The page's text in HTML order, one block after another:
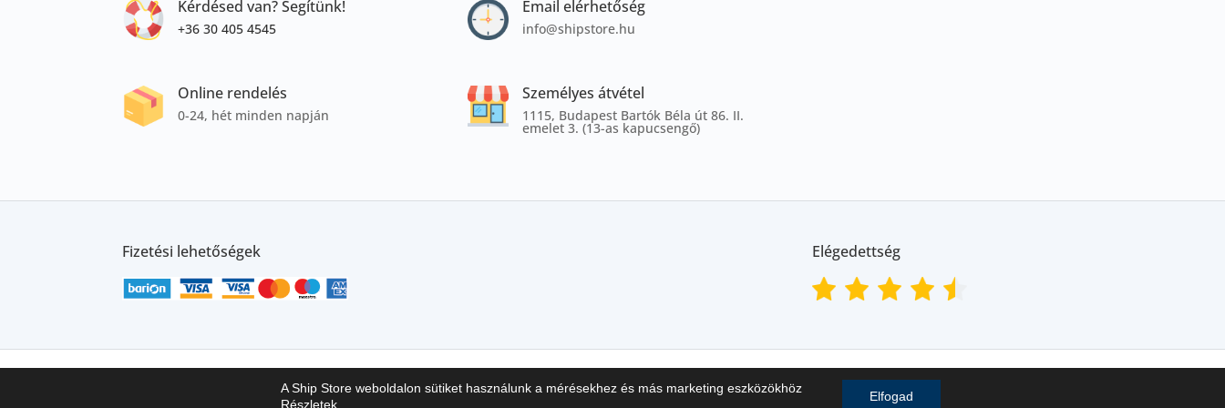
Kérdésed van? Segítünk!
+36 30 405 4545
Online rendelés
0-24, hét minden napján
Email elérhetőség
info@shipstore.hu
Személyes átvétel
1115, Budapest Bartók Béla út 86. II.
emelet 3. (13-as kapucsengő)
Fizetési lehetőségek Elégedettség
Impresszum ÁSZF Adatkezelés Pályázatok
A Ship Store weboldalon sütiket használunk a mérésekhez és más marketing eszközökhöz
Részletek
Elfogad